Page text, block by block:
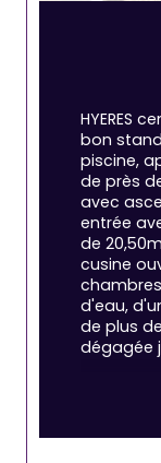
HYERES
bon
piscine,
de près
avec
entrée
de
cusine
d'eau,
de plus
dégagée